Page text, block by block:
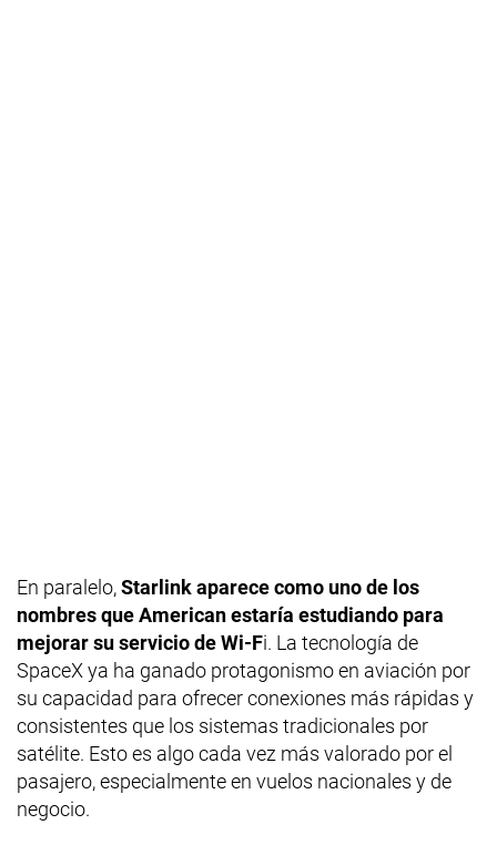
En paralelo,Starlink aparece como uno de los
nombres que American estaría estudiando para
mejorar su servicio de Wi-Fi. La tecnología de
SpaceX ya ha ganado protagonismo en aviación por
su capacidad para ofrecer conexiones más rápidas y
consistentes que los sistemas tradicionales por
satélite. Esto es algo cada vez más valorado por el
pasajero, especialmente en vuelos nacionales y de
negocio.